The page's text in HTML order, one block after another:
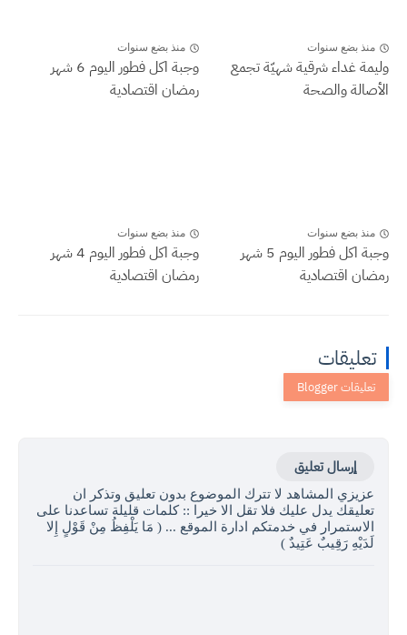
منذ بضع سنوات
وليمة غداء شرقية شهيّة تجمع
الأصالة والصحة
منذ بضع سنوات
وجبة اكل فطور اليوم 6 شهر
رمضان اقتصادية
منذ بضع سنوات
وجبة اكل فطور اليوم 5 شهر
رمضان اقتصادية
منذ بضع سنوات
وجبة اكل فطور اليوم 4 شهر
رمضان اقتصادية
تعليقات
إرسال تعليق
عزيزي المشاهد لا تترك الموضوع بدون تعليق وتذكر ان
تعليقك يدل عليك فلا تقل الا خيرا :: كلمات قليلة تساعدنا على
الاستمرار في خدمتكم ادارة الموقع ... ( مَا يَلْفِظُ مِنْ قَوْلٍ إِلا
لَدَيْهِ رَقِيبٌ عَتِيدٌ )